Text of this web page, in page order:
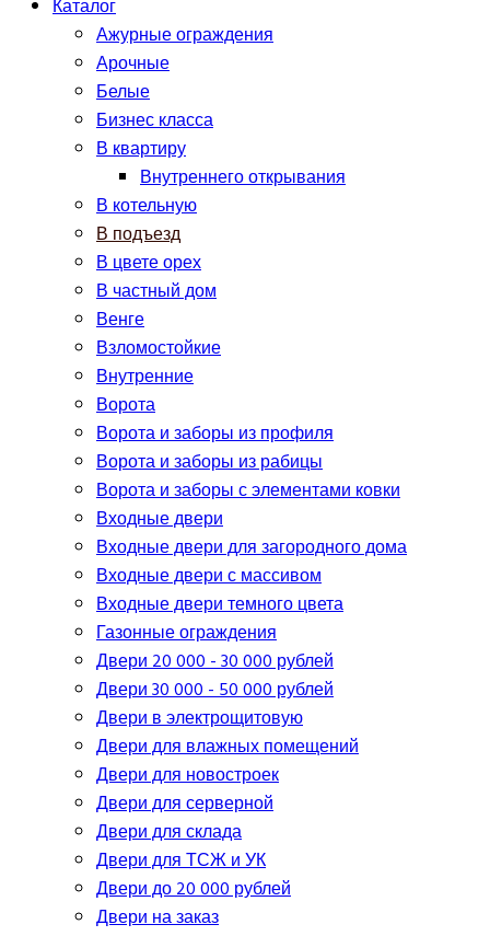
Каталог
Ажурные ограждения
Арочные
Белые
Бизнес класса
В квартиру
Внутреннего открывания
В котельную
В подъезд
В цвете орех
В частный дом
Венге
Взломостойкие
Внутренние
Ворота
Ворота и заборы из профиля
Ворота и заборы из рабицы
Ворота и заборы с элементами ковки
Входные двери
Входные двери для загородного дома
Входные двери с массивом
Входные двери темного цвета
Газонные ограждения
Двери 20 000 - 30 000 рублей
Двери 30 000 - 50 000 рублей
Двери в электрощитовую
Двери для влажных помещений
Двери для новостроек
Двери для серверной
Двери для склада
Двери для ТСЖ и УК
Двери до 20 000 рублей
Двери на заказ